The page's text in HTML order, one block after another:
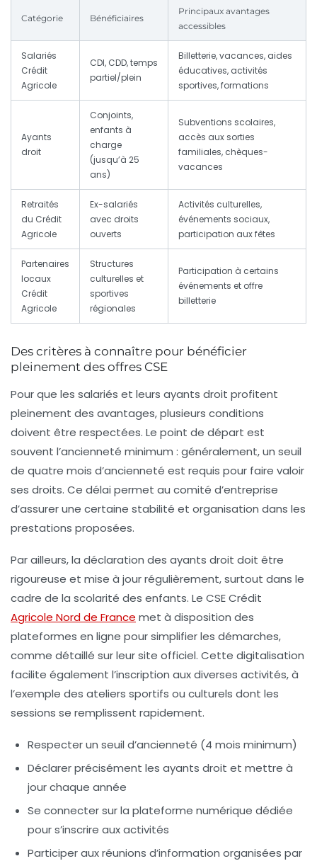
Catégorie Bénéficiaires
Principaux avantages
accessibles
Salariés
Crédit
Agricole
CDI, CDD, temps
partiel/plein
Billetterie, vacances, aides
éducatives, activités
sportives, formations
Ayants
droit
Conjoints,
enfants à
charge
(jusqu’à 25
ans)
Subventions scolaires,
accès aux sorties
familiales, chèques-
vacances
Retraités
du Crédit
Agricole
Ex-salariés
avec droits
ouverts
Activités culturelles,
événements sociaux,
participation aux fêtes
Partenaires
locaux
Crédit
Agricole
Structures
culturelles et
sportives
régionales
Participation à certains
événements et offre
billetterie
Des critères à connaître pour bénéficier
pleinement des offres CSE
Pour que les salariés et leurs ayants droit profitent
pleinement des avantages, plusieurs conditions
doivent être respectées. Le point de départ est
souvent l’ancienneté minimum : généralement, un seuil
de quatre mois d’ancienneté est requis pour faire valoir
ses droits. Ce délai permet au comité d’entreprise
d’assurer une certaine stabilité et organisation dans les
prestations proposées.
Par ailleurs, la déclaration des ayants droit doit être
rigoureuse et mise à jour régulièrement, surtout dans le
cadre de la scolarité des enfants. Le CSE Crédit
Agricole Nord de France met à disposition des
plateformes en ligne pour simplifier les démarches,
comme détaillé sur leur site officiel. Cette digitalisation
facilite également l’inscription aux diverses activités, à
l’exemple des ateliers sportifs ou culturels dont les
sessions se remplissent rapidement.
Respecter un seuil d’ancienneté (4 mois minimum)
Déclarer précisément les ayants droit et mettre à
jour chaque année
Se connecter sur la plateforme numérique dédiée
pour s’inscrire aux activités
Participer aux réunions d’information organisées par